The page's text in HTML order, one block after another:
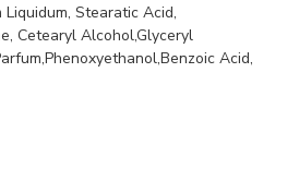
Stearatic Acid,
Cetearyl Alcohol,Glyceryl
Acid,